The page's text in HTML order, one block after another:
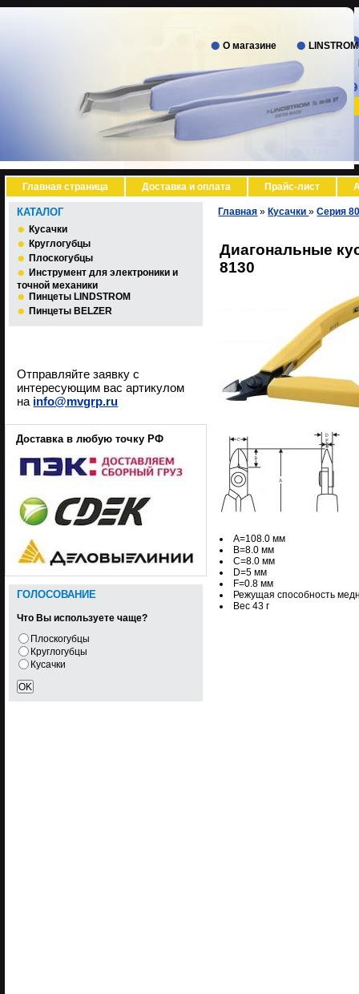
О магазине
Главная страница Доставка и оплата Прайс-лист
КАТАЛОГ
Кусачки
Круглогубцы
Плоскогубцы
Инструмент для электроники и
точной механики
Пинцеты LINDSTROM
Пинцеты BELZER
Отправляйте заявку с
интересующим вас артикулом
на info@mvgrp.ru
Доставка в любую точку РФ
ГОЛОСОВАНИЕ
Что Вы используете чаще?
Плоскогубцы
Круглогубцы
Кусачки
Главная » Кусачки»Серия
Диагональные
8130
A=108.0 мм
B=8.0 мм
C=8.0 мм
D=5 мм
F=0.8 мм
Режущая способность
Вес 43 г